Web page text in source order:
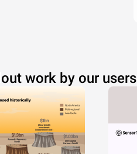
work by our users